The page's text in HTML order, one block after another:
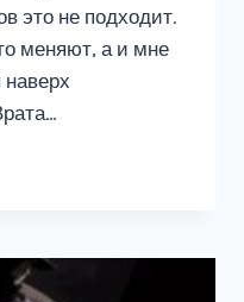
это не подходит.
меняют, а и мне